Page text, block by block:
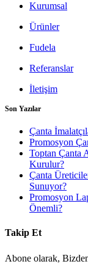
Kurumsal
Ürünler
Fudela
Referanslar
İletişim
Son Yazılar
Çanta
Promosyon
Toptan Çanta
Kurulur?
Çanta
Sunuyor?
Promosyon
Önemli?
Takip Et
Abone olarak,